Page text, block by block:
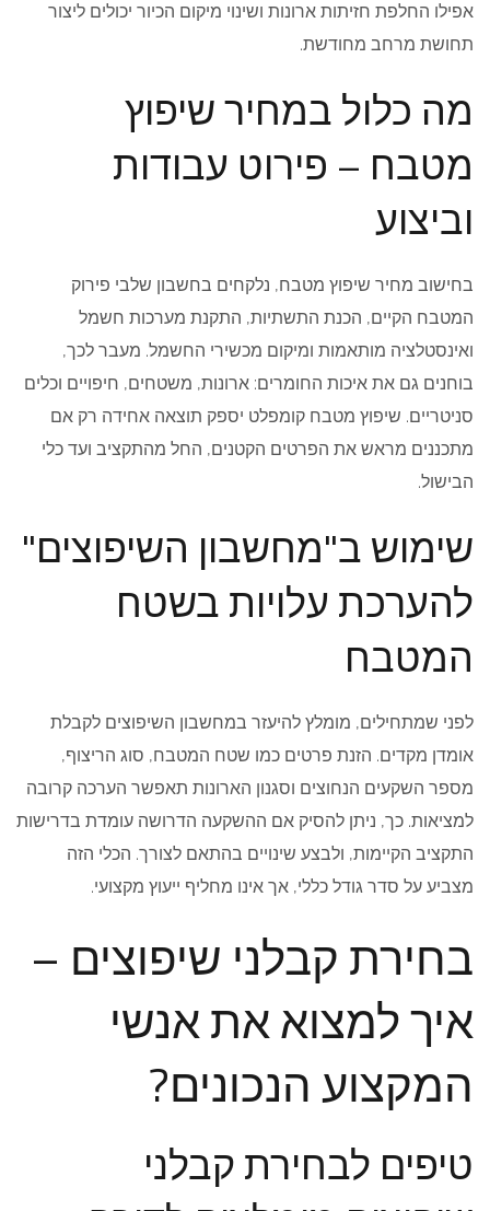
אפילו החלפת חזיתות ארונות ושינוי מיקום הכיור יכולים ליצור
תחושת מרחב מחודשת.
מה כלול במחיר שיפוץ
מטבח – פירוט עבודות
וביצוע
בחישוב מחיר שיפוץ מטבח, נלקחים בחשבון שלבי פירוק
המטבח הקיים, הכנת התשתיות, התקנת מערכות חשמל
ואינסטלציה מותאמות ומיקום מכשירי החשמל. מעבר לכך,
בוחנים גם את איכות החומרים: ארונות, משטחים, חיפויים וכלים
סניטריים. שיפוץ מטבח קומפלט יספק תוצאה אחידה רק אם
מתכננים מראש את הפרטים הקטנים, החל מהתקציב ועד כלי
הבישול.
שימוש ב"מחשבון השיפוצים"
להערכת עלויות בשטח
המטבח
לפני שמתחילים, מומלץ להיעזר במחשבון השיפוצים לקבלת
אומדן מקדים. הזנת פרטים כמו שטח המטבח, סוג הריצוף,
מספר השקעים הנחוצים וסגנון הארונות תאפשר הערכה קרובה
למציאות. כך, ניתן להסיק אם ההשקעה הדרושה עומדת בדרישות
התקציב הקיימות, ולבצע שינויים בהתאם לצורך. הכלי הזה
מצביע על סדר גודל כללי, אך אינו מחליף ייעוץ מקצועי.
בחירת קבלני שיפוצים –
איך למצוא את אנשי
המקצוע הנכונים?
טיפים לבחירת קבלני